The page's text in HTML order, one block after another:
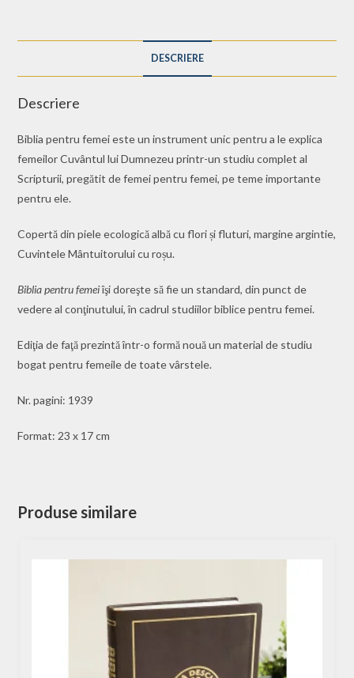
DESCRIERE
Descriere
Biblia pentru femei este un instrument unic pentru a le explica
femeilor Cuvântul lui Dumnezeu printr-un studiu complet al
Scripturii, pregătit de femei pentru femei, pe teme importante
pentru ele.
Copertă din piele ecologică albă cu flori și fluturi, margine argintie,
Cuvintele Mântuitorului cu roșu.
Biblia pentru femeiîşi doreşte să fie un standard, din punct de
vedere al conţinutului, în cadrul studiilor biblice pentru femei.
Ediţia de faţă prezintă într-o formă nouă un material de studiu
bogat pentru femeile de toate vârstele.
Nr. pagini: 1939
Format: 23 x 17 cm
Produse similare